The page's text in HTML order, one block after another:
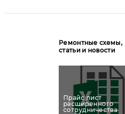
Ремонтные схемы,
статьи и новости
Прайс лист
расширенного
сотрудничества